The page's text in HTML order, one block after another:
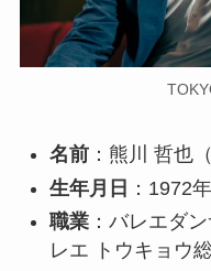
名前：熊川 哲也
生年月日 ：1972
職業：バレエダ
レエ トウキョウ